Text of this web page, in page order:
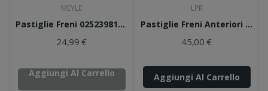
MEYLE
Pastiglie Freni 0252398119/W MEYLE
24,99 €
Aggiungi Al Carrello
LPR
Pastiglie Freni Anteriori 05P1804 LPR
45,00 €
Aggiungi Al Carrello